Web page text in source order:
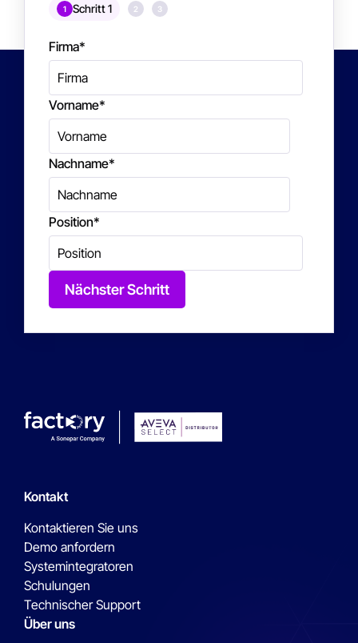
1 Schritt 1 2 3
Firma*
Vorname*
Nachname*
Position*
Nächster Schritt
Kontakt
Kontaktieren Sie uns
Demo anfordern
Systemintegratoren
Schulungen
Technischer Support
Über uns